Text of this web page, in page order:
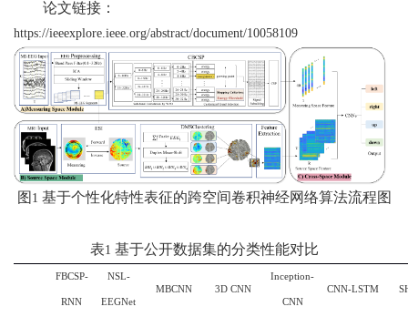
论文链接：
https://ieeexplore.ieee.org/abstract/document/10058109
图 1 基于个性化特性表征的跨空间卷积神经网络算法流程图
表1 基于公开数据集的分类性能对比
FBCSP-
RNN
NSL-
EEGNet
MBCNN 3D CNN
Inception-
CNN
CNN-LSTM